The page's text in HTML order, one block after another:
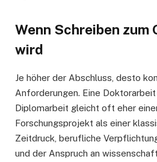
Wenn Schreiben zum
wird
Je höher der Abschluss, desto
Anforderungen. Eine
Diplomarbeit gleicht oft eher
Forschungsprojekt als einer
Zeitdruck, berufliche
und der Anspruch an